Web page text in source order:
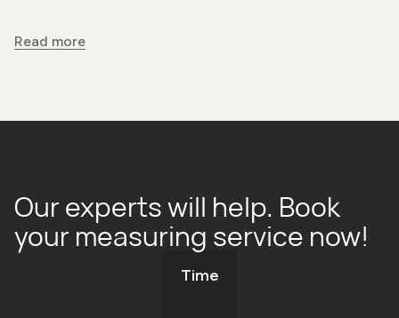
Read more
Time
Our experts will help. Book
your measuring service now!